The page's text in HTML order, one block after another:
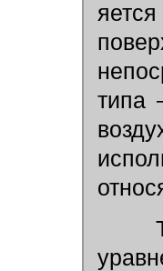
типа